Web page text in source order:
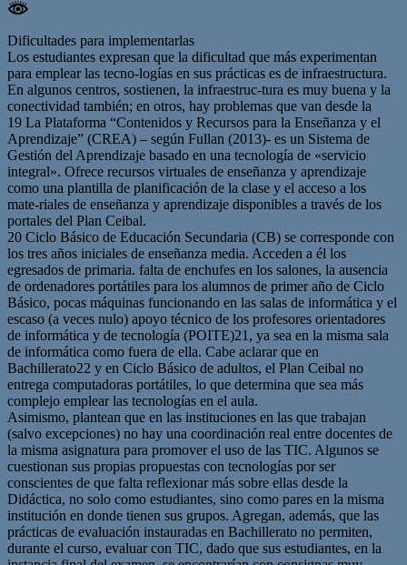
Dificultades para implementarlas
Los estudiantes expresan que la dificultad que más experimentan
para emplear las tecno-logías en sus prácticas es de infraestructura.
En algunos centros, sostienen, la infraestruc-tura es muy buena y la
conectividad también; en otros, hay problemas que van desde la
19 La Plataforma “Contenidos y Recursos para la Enseñanza y el
Aprendizaje” (CREA) – según Fullan (2013)- es un Sistema de
Gestión del Aprendizaje basado en una tecnología de «servicio
integral». Ofrece recursos virtuales de enseñanza y aprendizaje
como una plantilla de planificación de la clase y el acceso a los
mate-riales de enseñanza y aprendizaje disponibles a través de los
portales del Plan Ceibal.
20 Ciclo Básico de Educación Secundaria (CB) se corresponde con
los tres años iniciales de enseñanza media. Acceden a él los
egresados de primaria. falta de enchufes en los salones, la ausencia
de ordenadores portátiles para los alumnos de primer año de Ciclo
Básico, pocas máquinas funcionando en las salas de informática y el
escaso (a veces nulo) apoyo técnico de los profesores orientadores
de informática y de tecnología (POITE)21, ya sea en la misma sala
de informática como fuera de ella. Cabe aclarar que en
Bachillerato22 y en Ciclo Básico de adultos, el Plan Ceibal no
entrega computadoras portátiles, lo que determina que sea más
complejo emplear las tecnologías en el aula.
Asimismo, plantean que en las instituciones en las que trabajan
(salvo excepciones) no hay una coordinación real entre docentes de
la misma asignatura para promover el uso de las TIC. Algunos se
cuestionan sus propias propuestas con tecnologías por ser
conscientes de que falta reflexionar más sobre ellas desde la
Didáctica, no solo como estudiantes, sino como pares en la misma
institución en donde tienen sus grupos. Agregan, además, que las
prácticas de evaluación instauradas en Bachillerato no permiten,
durante el curso, evaluar con TIC, dado que sus estudiantes, en la